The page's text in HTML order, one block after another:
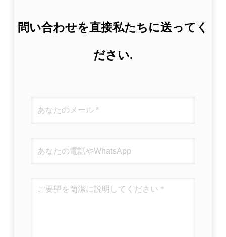
問い合わせを直接私たちに送ってく
ださい.